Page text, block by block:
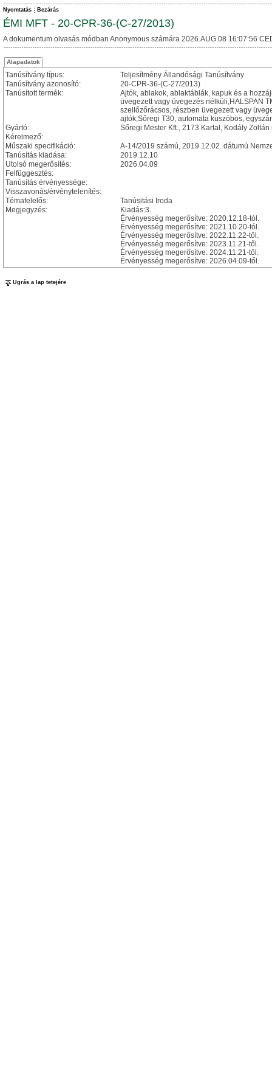
Nyomtatás Bezárás
ÉMI MFT - 20-CPR-36-(C-27/2013)
A dokumentum olvasás módban Anonymous számára 2026.AUG.08 16:07:56
Alapadatok
Tanúsítvány típus:
Teljesítmény Állandósági Tanúsítvány
Tanúsítvány azonosító:
20-CPR-36-(C-27/2013)
Tanúsított termék:
Ajtók, ablakok, ablaktáblák, kapuk és a
üvegezett vagy üvegezés nélküli,HALSPAN
szellőzőrácsos, részben üvegezett vagy
ajtók;Sőregi T30, automata küszöbös,
Gyártó:
Sőregi Mester Kft., 2173 Kartal, Kodály Zoltán
Kérelmező:
Műszaki specifikáció:
A-14/2019 számú, 2019.12.02. dátumú
Tanúsítás kiadása:
2019.12.10
Utolsó megerősítés:
2026.04.09
Felfüggesztés:
Tanúsítás érvényessége:
Visszavonás/érvénytelenítés:
Témafelelős:
Tanúsitási Iroda
Megjegyzés:
Kiadás:3.
Érvényesség megerősítve: 2020.12.18-tól.
Érvényesség megerősítve: 2021.10.20-tól.
Érvényesség megerősítve: 2022.11.22-től.
Érvényesség megerősítve: 2023.11.21-től.
Érvényesség megerősítve: 2024.11.21-től.
Érvényesség megerősítve: 2026.04.09-től.
Ugrás a lap tetejére